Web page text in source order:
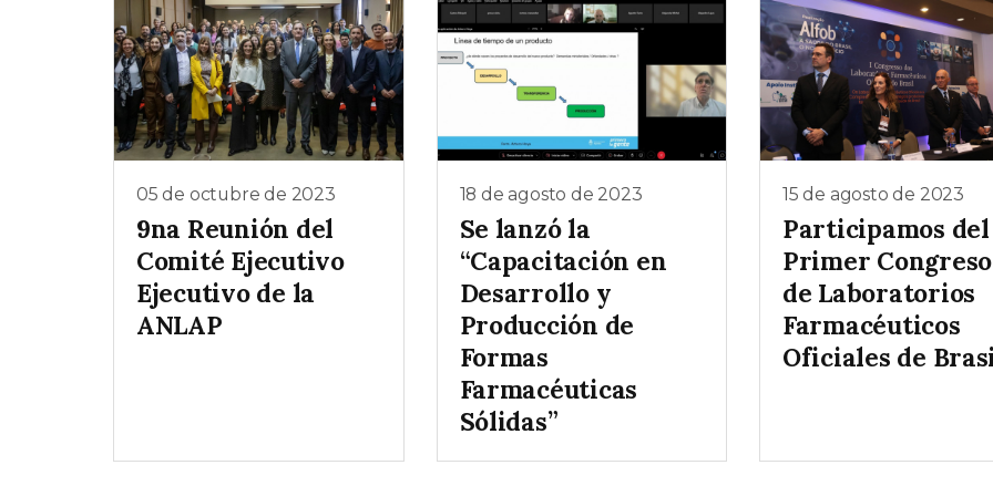
05 de octubre de 2023
9na Reunión del
Comité Ejecutivo
Ejecutivo de la
ANLAP
18 de agosto de 2023
Se lanzó la
“Capacitación en
Desarrollo y
Producción de
Formas
Farmacéuticas
Sólidas”
15 de agosto de 2023
Participamos del
Primer Congreso
de Laboratorios
Farmacéuticos
Oficiales de